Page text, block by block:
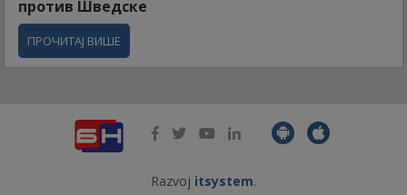
против Шведске
ПРОЧИТАЈ ВИШЕ
Razvoj itsystem.